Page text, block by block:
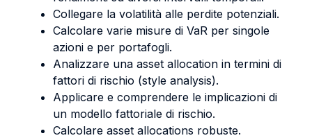
Collegare la volatilità alle perdite potenziali.
Calcolare varie misure di VaR per singole
azioni e per portafogli.
Analizzare una asset allocation in termini di
fattori di rischio (style analysis).
Applicare e comprendere le implicazioni di
un modello fattoriale di rischio.
Calcolare asset allocations robuste.